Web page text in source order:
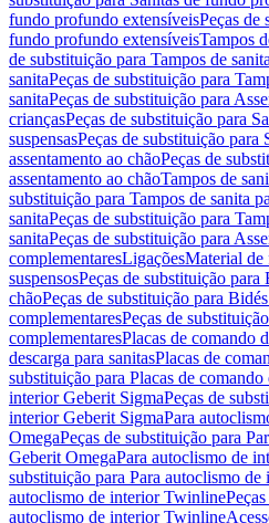
fundo profundo extensíveisPeças de
fundo profundo extensíveisTampos
de substituição para Tampos de
sanitaPeças de substituição para
sanitaPeças de substituição para
criançasPeças de substituição para
suspensasPeças de substituição para
assentamento ao chãoPeças de
assentamento ao chãoTampos de
substituição para Tampos de sanita
sanitaPeças de substituição para
sanitaPeças de substituição para
complementaresLigaçõesMaterial de
suspensosPeças de substituição para
chãoPeças de substituição para
complementaresPeças de
complementaresPlacas de comando
descarga para sanitasPlacas de
substituição para Placas de comando
interior Geberit SigmaPeças de
interior Geberit SigmaPara
OmegaPeças de substituição para
Geberit OmegaPara autoclismo de
substituição para Para autoclismo
autoclismo de interior Twinline
autoclismo de interior Twinline